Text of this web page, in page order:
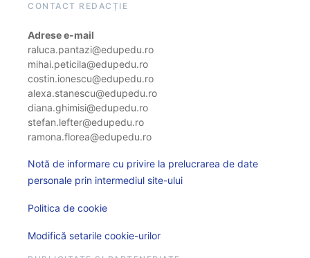
CONTACT REDACȚIE
Adrese e-mail
raluca.pantazi@edupedu.ro
mihai.peticila@edupedu.ro
costin.ionescu@edupedu.ro
alexa.stanescu@edupedu.ro
diana.ghimisi@edupedu.ro
stefan.lefter@edupedu.ro
ramona.florea@edupedu.ro
Notă de informare cu privire la prelucrarea de date
personale prin intermediul site-ului
Politica de cookie
Modifică setarile cookie-urilor